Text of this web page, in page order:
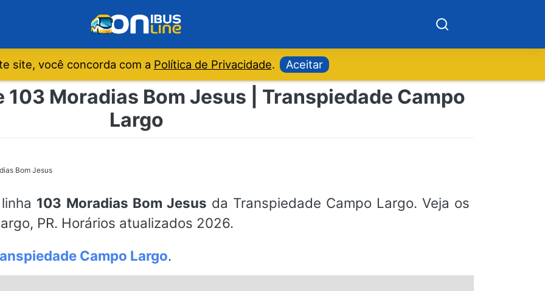
site, você concorda com a Política de Privacidade. Aceitar
103 Moradias Bom Jesus | Transpiedade Campo
Largo
Bom Jesus
103 Moradias Bom Jesus da Transpiedade Campo Largo. Veja os
PR. Horários atualizados 2026.
Campo Largo.